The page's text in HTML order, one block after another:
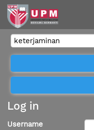
Log in
Username